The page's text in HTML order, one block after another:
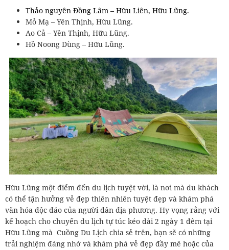
Thảo nguyên Đồng Lâm – Hữu Liên, Hữu Lũng.
Mỏ Mạ – Yên Thịnh, Hữu Lũng.
Ao Cả – Yên Thịnh, Hữu Lũng.
Hồ Noong Dùng – Hữu Lũng.
Hữu Lũng một điểm đến du lịch tuyệt vời, là nơi mà du khách
có thể tận hưởng vẻ đẹp thiên nhiên tuyệt đẹp và khám phá
văn hóa độc đáo của người dân địa phương. Hy vọng rằng với
kế hoạch cho chuyến du lịch tự túc kéo dài 2 ngày 1 đêm tại
Hữu Lũng mà Cuồng Du Lịch chia sẻ trên, bạn sẽ có những
trải nghiệm đáng nhớ và khám phá vẻ đẹp đầy mê hoặc của